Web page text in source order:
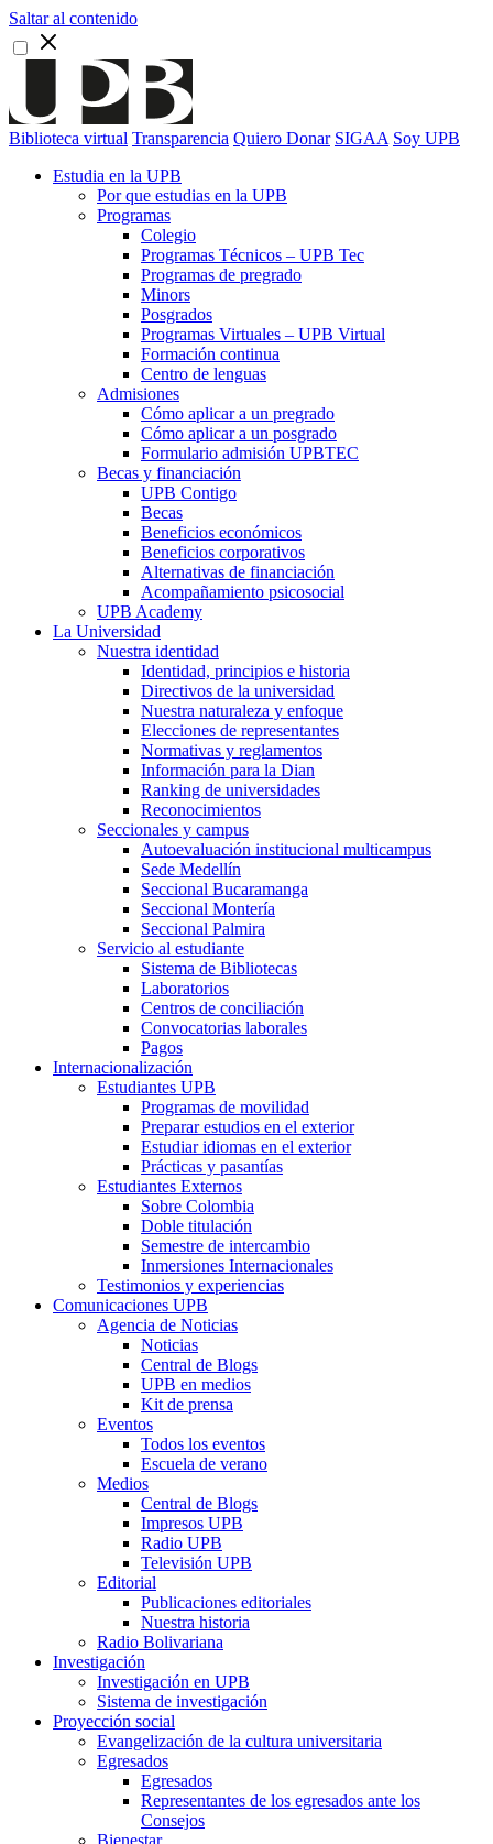
Saltar al contenido
Biblioteca virtual Transparencia Quiero Donar SIGAA Soy UPB
Estudia en la UPB
Por que estudias en la UPB
Programas
Colegio
Programas Técnicos – UPB Tec
Programas de pregrado
Minors
Posgrados
Programas Virtuales – UPB Virtual
Formación continua
Centro de lenguas
Admisiones
Cómo aplicar a un pregrado
Cómo aplicar a un posgrado
Formulario admisión UPBTEC
Becas y financiación
UPB Contigo
Becas
Beneficios económicos
Beneficios corporativos
Alternativas de financiación
Acompañamiento psicosocial
UPB Academy
La Universidad
Nuestra identidad
Identidad, principios e historia
Directivos de la universidad
Nuestra naturaleza y enfoque
Elecciones de representantes
Normativas y reglamentos
Información para la Dian
Ranking de universidades
Reconocimientos
Seccionales y campus
Autoevaluación institucional multicampus
Sede Medellín
Seccional Bucaramanga
Seccional Montería
Seccional Palmira
Servicio al estudiante
Sistema de Bibliotecas
Laboratorios
Centros de conciliación
Convocatorias laborales
Pagos
Internacionalización
Estudiantes UPB
Programas de movilidad
Preparar estudios en el exterior
Estudiar idiomas en el exterior
Prácticas y pasantías
Estudiantes Externos
Sobre Colombia
Doble titulación
Semestre de intercambio
Inmersiones Internacionales
Testimonios y experiencias
Comunicaciones UPB
Agencia de Noticias
Noticias
Central de Blogs
UPB en medios
Kit de prensa
Eventos
Todos los eventos
Escuela de verano
Medios
Central de Blogs
Impresos UPB
Radio UPB
Televisión UPB
Editorial
Publicaciones editoriales
Nuestra historia
Radio Bolivariana
Investigación
Investigación en UPB
Sistema de investigación
Proyección social
Evangelización de la cultura universitaria
Egresados
Egresados
Representantes de los egresados ante los
Consejos
Bienestar